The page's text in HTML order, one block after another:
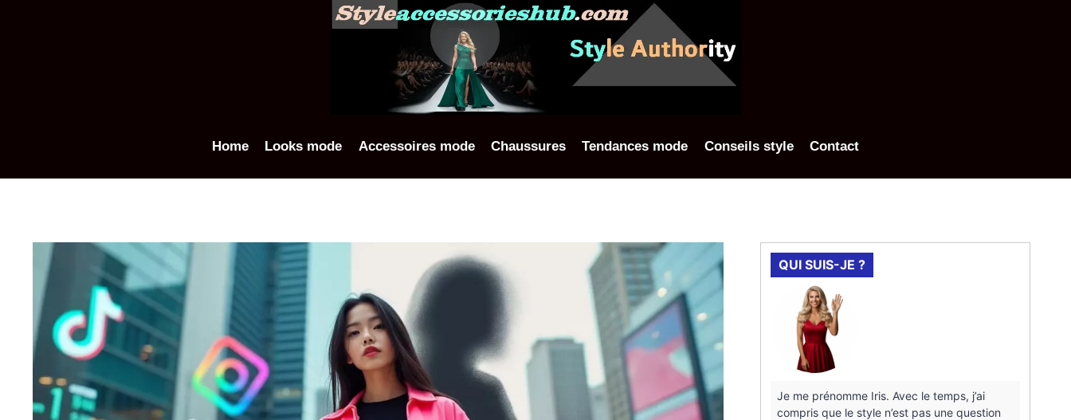
Home Looks mode Accessoires mode Chaussures Tendances mode Conseils style Contact
QUI SUIS-JE ?
Je me prénomme Iris. Avec le temps, j’ai
compris que le style n’est pas une question